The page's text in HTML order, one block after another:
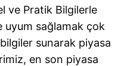
ve Pratik Bilgilerle
uyum sağlamak çok
sunarak piyasa
en son piyasa